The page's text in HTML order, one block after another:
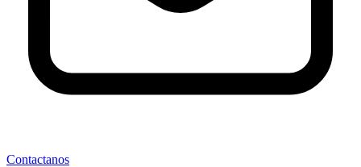
Contactanos